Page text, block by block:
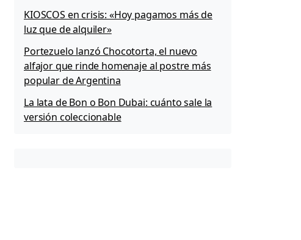
KIOSCOS en crisis: «Hoy pagamos más de
luz que de alquiler»
Portezuelo lanzó Chocotorta, el nuevo
alfajor que rinde homenaje al postre más
popular de Argentina
La lata de Bon o Bon Dubai: cuánto sale la
versión coleccionable